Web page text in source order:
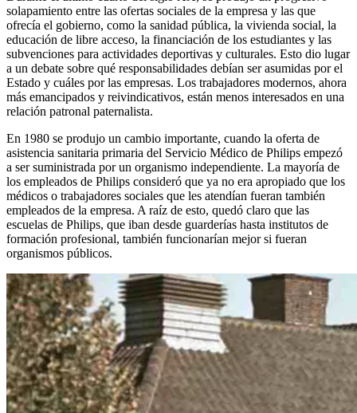
solapamiento entre las ofertas sociales de la empresa y las que
ofrecía el gobierno, como la sanidad pública, la vivienda social, la
educación de libre acceso, la financiación de los estudiantes y las
subvenciones para actividades deportivas y culturales. Esto dio lugar
a un debate sobre qué responsabilidades debían ser asumidas por el
Estado y cuáles por las empresas. Los trabajadores modernos, ahora
más emancipados y reivindicativos, están menos interesados en una
relación patronal paternalista.
En 1980 se produjo un cambio importante, cuando la oferta de
asistencia sanitaria primaria del Servicio Médico de Philips empezó
a ser suministrada por un organismo independiente. La mayoría de
los empleados de Philips consideró que ya no era apropiado que los
médicos o trabajadores sociales que les atendían fueran también
empleados de la empresa. A raíz de esto, quedó claro que las
escuelas de Philips, que iban desde guarderías hasta institutos de
formación profesional, también funcionarían mejor si fueran
organismos públicos.